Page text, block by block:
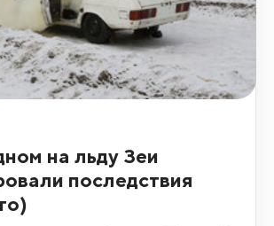
на льду Зеи
последствия